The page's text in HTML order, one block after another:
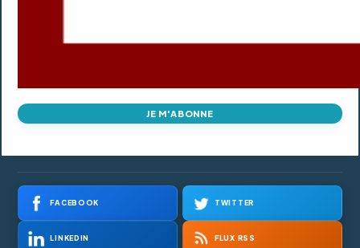
JE M'ABONNE
FACEBOOK TWITTER
LINKEDIN FLUX RSS